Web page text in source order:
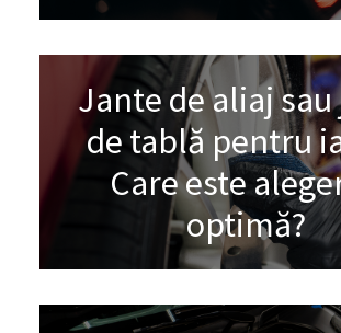
Jante de aliaj
de tablă pentru
Care este
optimă?